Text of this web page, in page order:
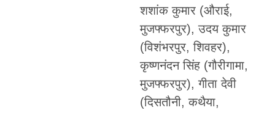
शशांक कुमार (औराई,
मुजफ्फरपुर), उदय कुमार
(विशंभरपुर, शिवहर),
कृष्णनंदन सिंह (गौरीगामा,
मुजफ्फरपुर), गीता देवी
(दिसतौनी, कथैया,